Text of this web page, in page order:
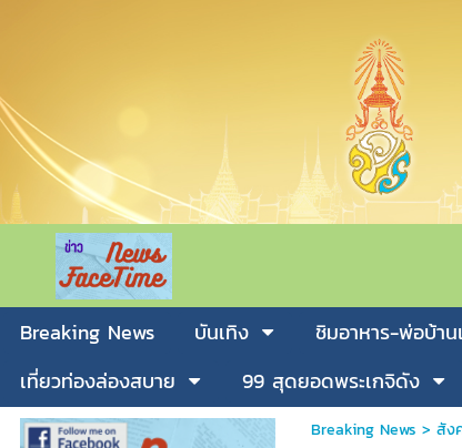
Breaking News บันเทิง ชิมอาหาร-พ่อบ้าน
เที่ยวท่องล่องสบาย
99 สุดยอดพระเกจิดัง
Breaking News > สัง